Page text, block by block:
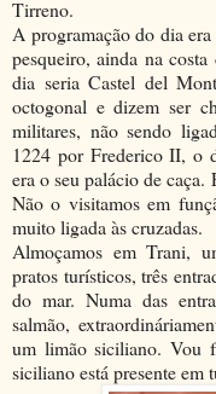
Tirreno.
A programação do dia
pesqueiro, ainda na
dia seria Castel del
octogonal e dizem ser
militares, não sendo
1224 por Frederico II, o
era o seu palácio de
Não o visitamos em
muito ligada às cruzadas.
Almoçamos em Trani,
pratos turísticos, três
do mar. Numa das
salmão,
um limão siciliano. Vou
siciliano está presente em